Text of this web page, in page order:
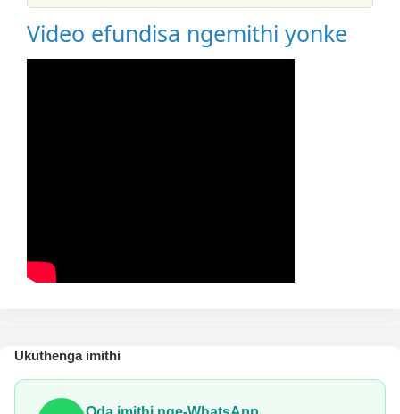
Video efundisa ngemithi yonke
Ukuthenga imithi